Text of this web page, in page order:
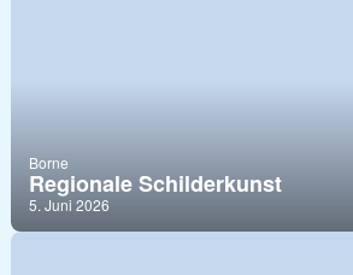
Borne
Regionale Schilderkunst
5. Juni 2026